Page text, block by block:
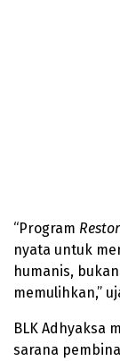
“Program
nyata untuk
humanis,
memulihkan,”
BLK Adhyaksa
sarana